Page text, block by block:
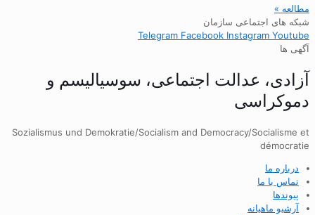
مطالعه »
شبکه های اجتماعی سازمان
Telegram Facebook Instagram Youtube
آگهی ها
آزادی، عدالت اجتماعی، سوسیالیسم و
دموکراسی
Sozialismus und Demokratie/Socialism and Democracy/Socialisme et
démocratie
درباره ما
تماس با ما
پیوندها
آرشیو ماهیانه